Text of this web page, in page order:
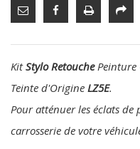
KitStylo RetouchePeinture
Teinte d'Origine LZ5E.
Pour atténuer les éclats
carrosserie de votre